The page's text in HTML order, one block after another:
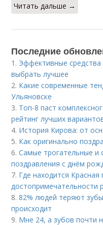
Читать дальше →
Последние
1. Эффективные средства
выбрать лучшее
2. Какие современные
Ульяновске
3. Топ-8 паст
рейтинг лучших
4. История Кирова: от
5. Как оригинально
6.Самые трогательные и
поздравления с днём
7. Где находится
достопримечательности
8.82% людей теряют
происходит
9. Мне 24, а зубов почти